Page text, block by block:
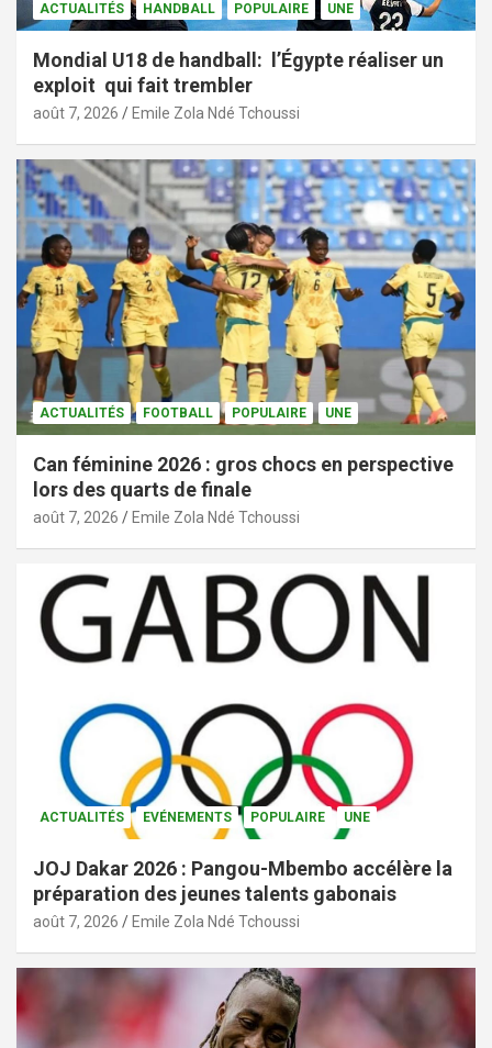
ACTUALITÉS HANDBALL POPULAIRE UNE
Mondial U18 de handball: l’Égypte réaliser un
exploit qui fait trembler
août 7, 2026 Emile Zola Ndé Tchoussi
ACTUALITÉS FOOTBALL POPULAIRE UNE
Can féminine 2026 : gros chocs en perspective
lors des quarts de finale
août 7, 2026 Emile Zola Ndé Tchoussi
ACTUALITÉS EVÉNEMENTS POPULAIRE UNE
JOJ Dakar 2026 : Pangou-Mbembo accélère la
préparation des jeunes talents gabonais
août 7, 2026 Emile Zola Ndé Tchoussi